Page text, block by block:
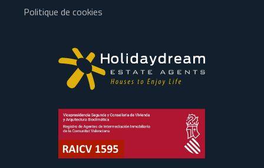
Politique de cookies